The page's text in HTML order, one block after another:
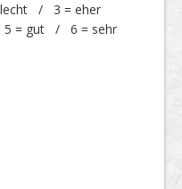
/ 3 = eher
= gut / 6 = sehr